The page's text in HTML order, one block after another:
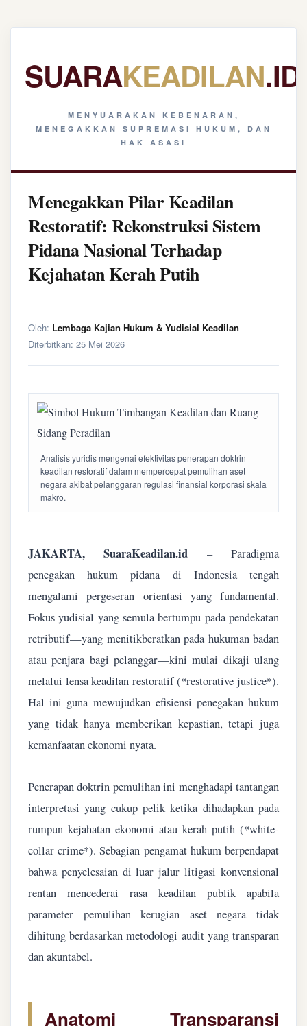
SUARAKEADILAN.ID
MENYUARAKAN KEBENARAN,
MENEGAKKAN SUPREMASI HUKUM, DAN
HAK ASASI
Menegakkan Pilar Keadilan
Restoratif: Rekonstruksi Sistem
Pidana Nasional Terhadap
Kejahatan Kerah Putih
Oleh: Lembaga Kajian Hukum & Yudisial Keadilan
Diterbitkan: 25 Mei 2026
Analisis yuridis mengenai efektivitas penerapan doktrin
keadilan restoratif dalam mempercepat pemulihan aset
negara akibat pelanggaran regulasi finansial korporasi skala
makro.
JAKARTA, SuaraKeadilan.id – Paradigma
penegakan hukum pidana di Indonesia tengah
mengalami pergeseran orientasi yang fundamental.
Fokus yudisial yang semula bertumpu pada pendekatan
retributif—yang menitikberatkan pada hukuman badan
atau penjara bagi pelanggar—kini mulai dikaji ulang
melalui lensa keadilan restoratif (*restorative justice*).
Hal ini guna mewujudkan efisiensi penegakan hukum
yang tidak hanya memberikan kepastian, tetapi juga
kemanfaatan ekonomi nyata.
Penerapan doktrin pemulihan ini menghadapi tantangan
interpretasi yang cukup pelik ketika dihadapkan pada
rumpun kejahatan ekonomi atau kerah putih (*white-
collar crime*). Sebagian pengamat hukum berpendapat
bahwa penyelesaian di luar jalur litigasi konvensional
rentan mencederai rasa keadilan publik apabila
parameter pemulihan kerugian aset negara tidak
dihitung berdasarkan metodologi audit yang transparan
dan akuntabel.
Anatomi Transparansi